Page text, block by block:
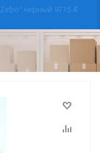
черный 9715-R